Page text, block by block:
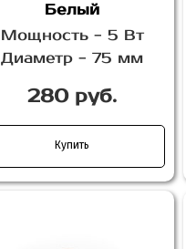
Белый
Мощность - 5 Вт
Диаметр - 75 мм
280 руб.
Купить